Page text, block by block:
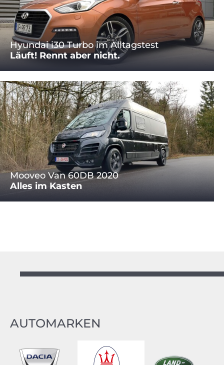
Hyundai i30 Turbo im Alltagstest
Läuft! Rennt aber nicht.
Mooveo Van 60DB 2020
Alles im Kasten
AUTOMARKEN